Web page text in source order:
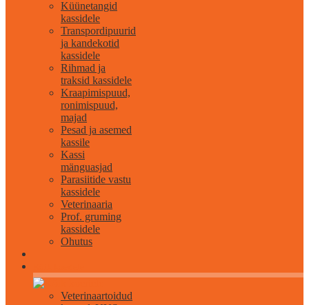
Küünetangid
kassidele
Transpordipuurid
ja kandekotid
kassidele
Rihmad ja
traksid kassidele
Kraapimispuud,
ronimispuud,
majad
Pesad ja asemed
kassile
Kassi
mänguasjad
Parasiitide vastu
kassidele
Veterinaaria
Prof. gruming
kassidele
Ohutus
Veterinaartoidud